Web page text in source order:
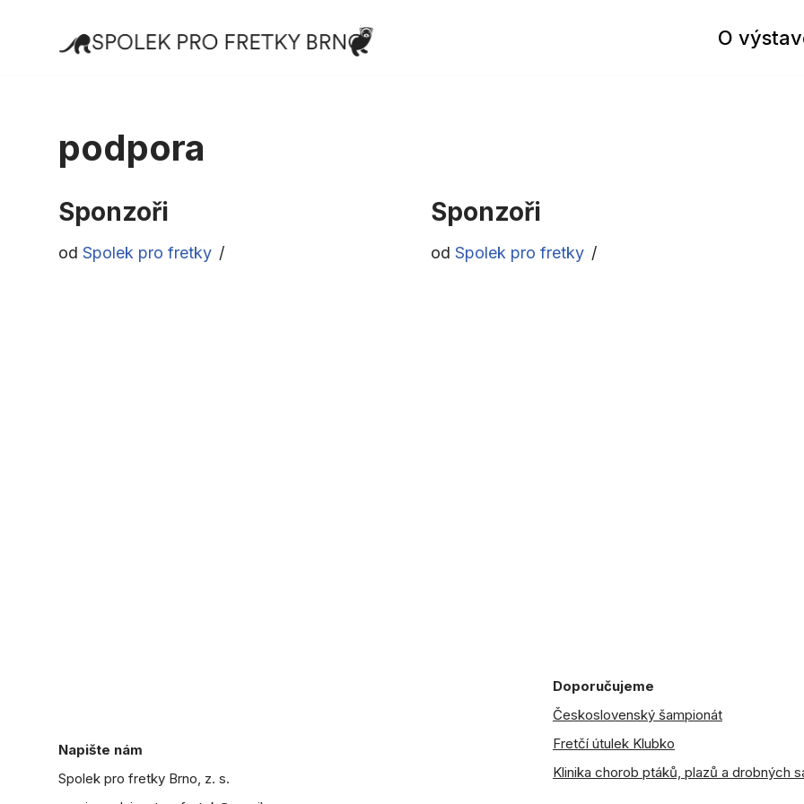
Přeskočit
O
podpora
Sponzoři
od Spolek pro fretky
Sponzoři
od Spolek pro fretky
Napište nám
Spolek pro fretky Brno, z. s.
Doporučujeme
Československý šampionát
Fretčí útulek Klubko
Klinika chorob ptáků, plazů a drobných